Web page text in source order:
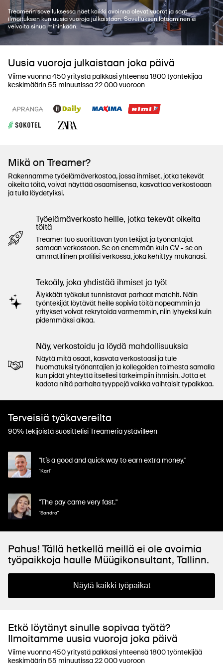
Treamerin sovelluksessa näet kaikki avoinna olevat vuorot ja saat
ilmoituksen kun uusia vuoroja julkaistaan. Sovelluksen lataaminen ei
velvoita sinua mihinkään.
Uusia vuoroja julkaistaan joka päivä
Viime vuonna 450 yritystä palkkasi yhteensä 1800 työntekijää
keskimäärin 55 minuutissa 22 000 vuoroon
Mikä on Treamer?
Rakennamme työelämäverkostoa, jossa ihmiset, jotka tekevät
oikeita töitä, voivat näyttää osaamisensa, kasvattaa verkostoaan
ja tulla löydetyiksi.
Työelämäverkosto heille, jotka tekevät oikeita
töitä
Treamer tuo suorittavan työn tekijät ja työnantajat
samaan verkostoon. Se on enemmän kuin CV - se on
ammatillinen profilisi verkossa, joka kehittyy mukanasi.
Tekoäly, joka yhdistää ihmiset ja työt
Älykkäät työkalut tunnistavat parhaat matchit. Näin
työntekijät löytävät heille sopivia töitä nopeammin ja
yritykset voivat rekrytoida varmemmin, niin lyhyeksi kuin
pidemmäksi aikaa.
Näy, verkostoidu ja löydä mahdollisuuksia
Näytä mitä osaat, kasvata verkostoasi ja tule
huomatuksi työnantajien ja kollegoiden toimesta samalla
kun pidät yhteyttä itsellesi tärkeimpiin ihmisin. Jotta et
kadota niitä parhaita tyyppejä vaikka vaihtaisit typaikkaa.
Terveisiä työkavereilta
90% tekijöistä suosittelisi Treameria ystävilleen
"It’s a good and quick way to earn extra money."
"Karl"
"The pay came very fast."
"Sandra"
Pahus! Tällä hetkellä meillä ei ole avoimia
työpaikkoja haulle Müügikonsultant, Tallinn.
Näytä kaikki työpaikat
Etkö löytänyt sinulle sopivaa työtä?
Ilmoitamme uusia vuoroja joka päivä
Viime vuonna 450 yritystä palkkasi yhteensä 1800 työntekijää
keskimäärin 55 minuutissa 22 000 vuoroon